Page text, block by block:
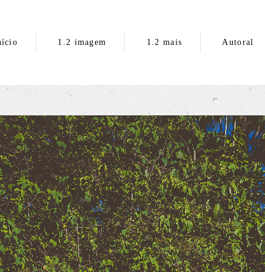
1.2 imagem 1.2 mais Autoral